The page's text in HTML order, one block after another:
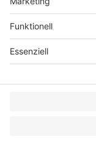
Peter Kohl-